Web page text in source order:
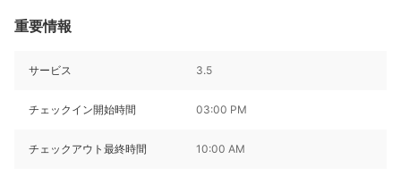
重要情報
サービス 3.5
チェックイン開始時間 03:00 PM
チェックアウト最終時間 10:00 AM